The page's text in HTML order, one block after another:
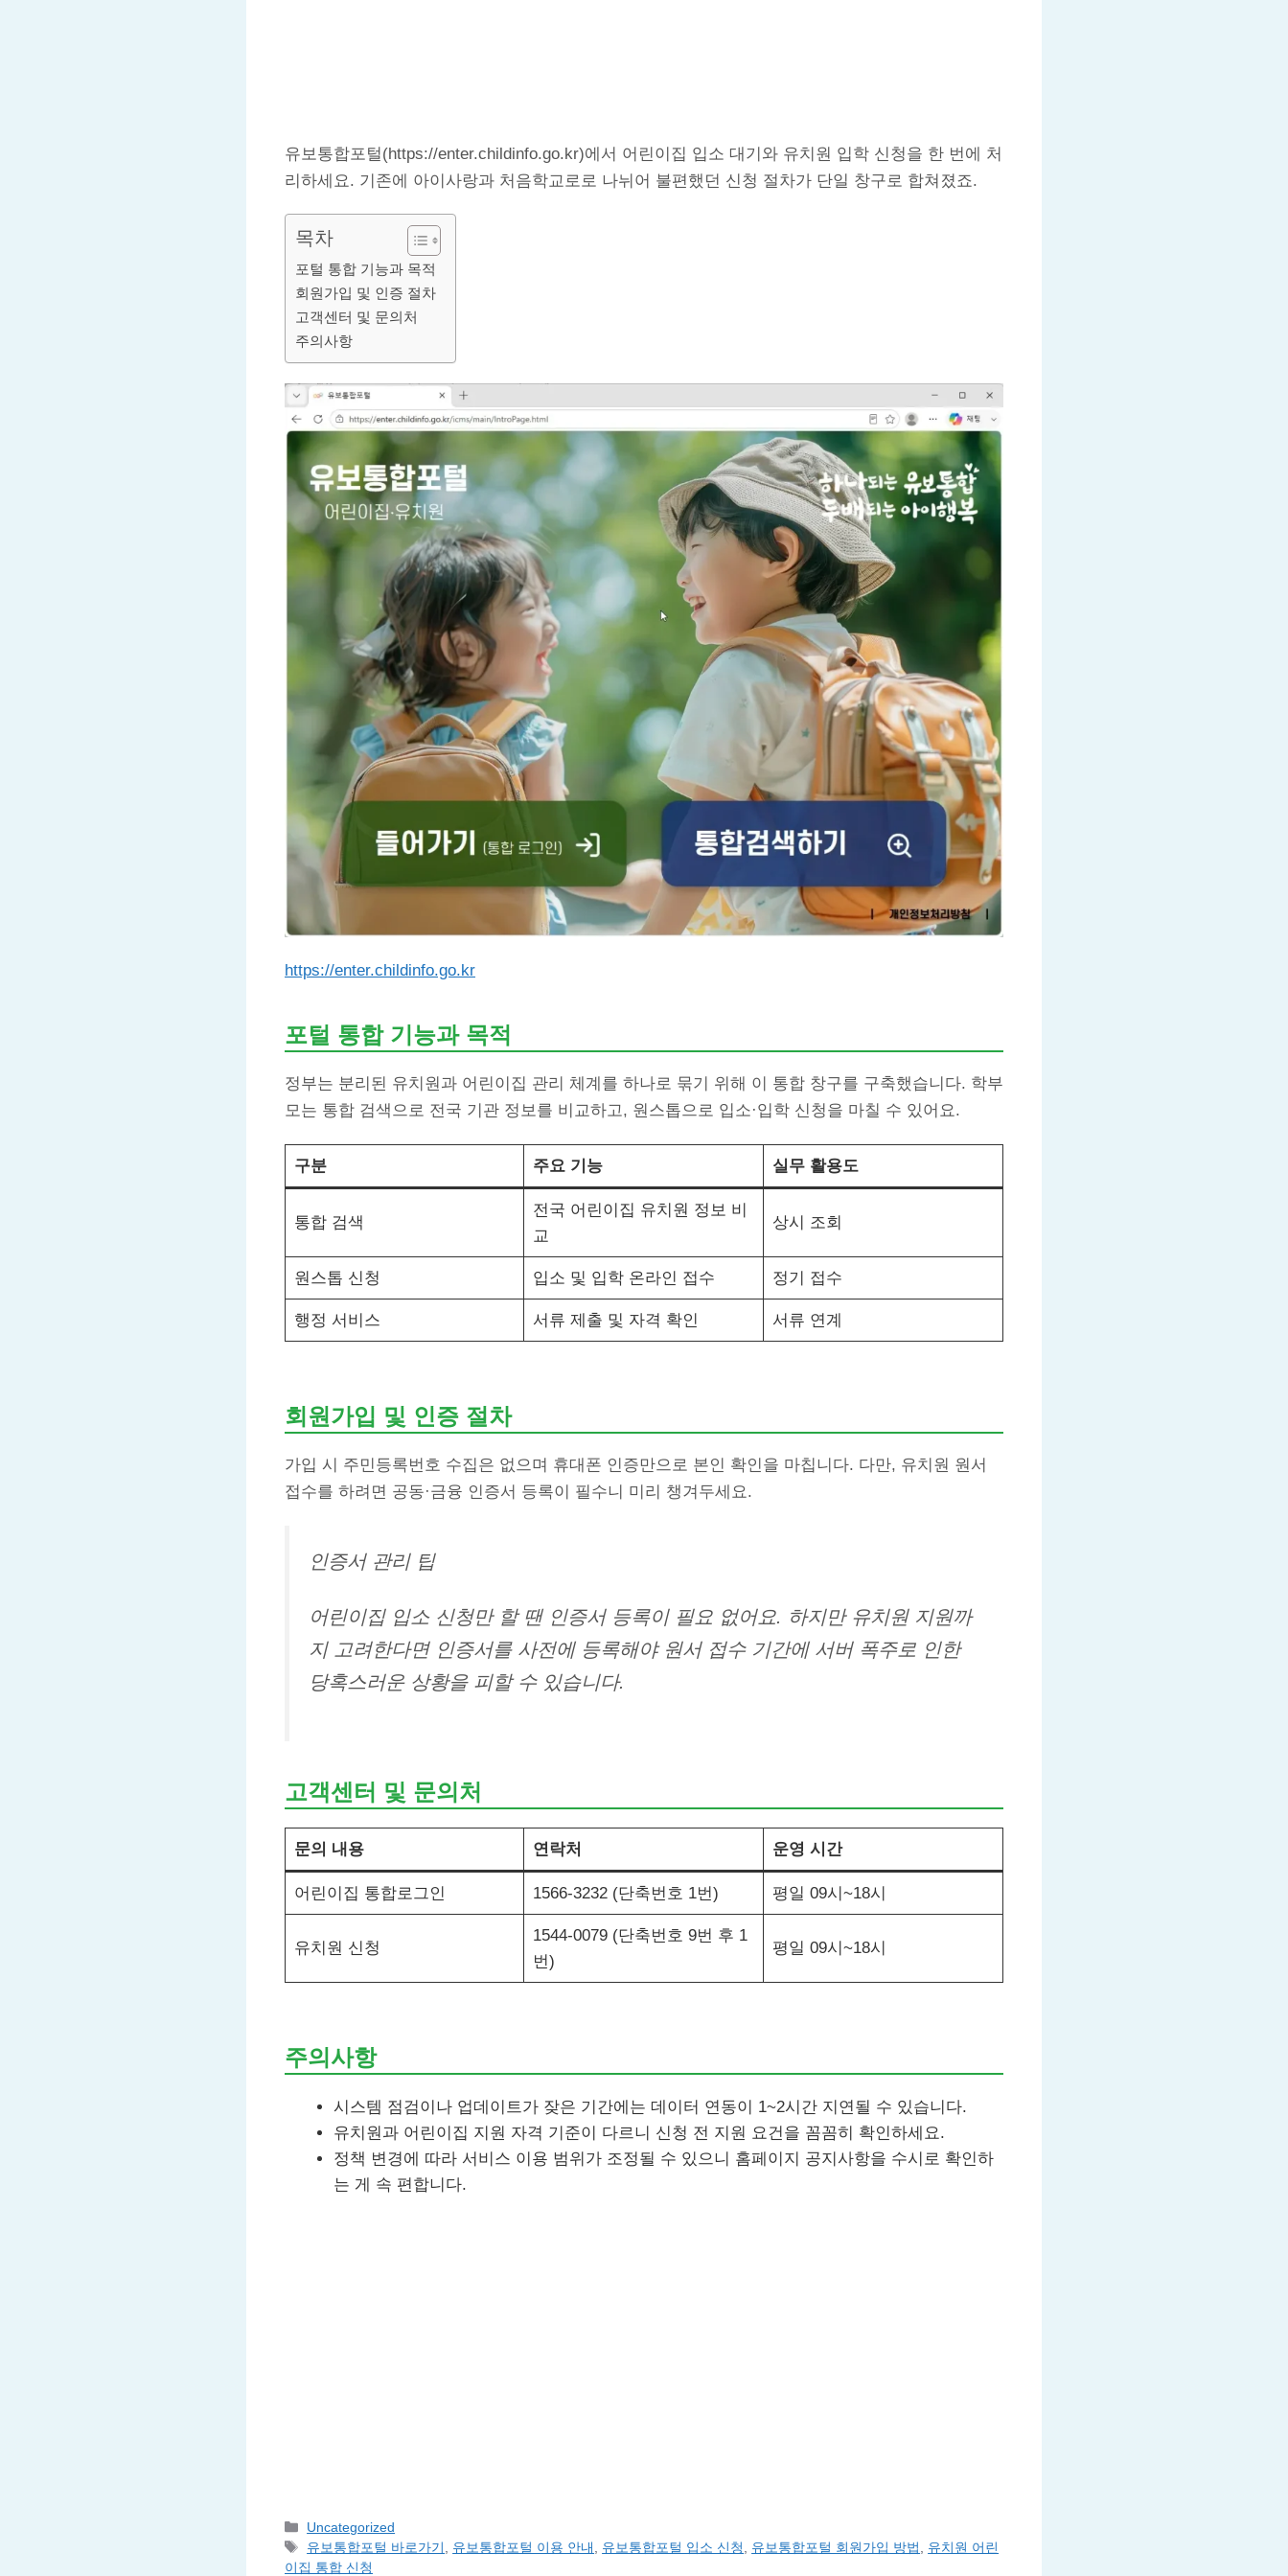
유보통합포털(https://enter.childinfo.go.kr)에서 어린이집 입소 대기와 유치원 입학 신청을 한 번에 처
리하세요. 기존에 아이사랑과 처음학교로로 나뉘어 불편했던 신청 절차가 단일 창구로 합쳐졌죠.
목차
포털 통합 기능과 목적
회원가입 및 인증 절차
고객센터 및 문의처
주의사항
https://enter.childinfo.go.kr
포털 통합 기능과 목적
정부는 분리된 유치원과 어린이집 관리 체계를 하나로 묶기 위해 이 통합 창구를 구축했습니다. 학부
모는 통합 검색으로 전국 기관 정보를 비교하고, 원스톱으로 입소·입학 신청을 마칠 수 있어요.
구분 주요 기능 실무 활용도
통합 검색
전국 어린이집 유치원 정보 비
교
상시 조회
원스톱 신청 입소 및 입학 온라인 접수 정기 접수
행정 서비스 서류 제출 및 자격 확인 서류 연계
회원가입 및 인증 절차
가입 시 주민등록번호 수집은 없으며 휴대폰 인증만으로 본인 확인을 마칩니다. 다만, 유치원 원서
접수를 하려면 공동·금융 인증서 등록이 필수니 미리 챙겨두세요.
인증서 관리 팁
어린이집 입소 신청만 할 땐 인증서 등록이 필요 없어요. 하지만 유치원 지원까
지 고려한다면 인증서를 사전에 등록해야 원서 접수 기간에 서버 폭주로 인한
당혹스러운 상황을 피할 수 있습니다.
고객센터 및 문의처
문의 내용 연락처 운영 시간
어린이집 통합로그인 1566-3232 (단축번호 1번) 평일 09시~18시
유치원 신청
1544-0079 (단축번호 9번 후 1
번)
평일 09시~18시
주의사항
시스템 점검이나 업데이트가 잦은 기간에는 데이터 연동이 1~2시간 지연될 수 있습니다.
유치원과 어린이집 지원 자격 기준이 다르니 신청 전 지원 요건을 꼼꼼히 확인하세요.
정책 변경에 따라 서비스 이용 범위가 조정될 수 있으니 홈페이지 공지사항을 수시로 확인하
는 게 속 편합니다.
Categories
Uncategorized
Tags
유보통합포털 바로가기 유보통합포털 이용 안내 유보통합포털 입소 신청 유보통합포털 회원가입 방법
유치원 어린
이집 통합 신청